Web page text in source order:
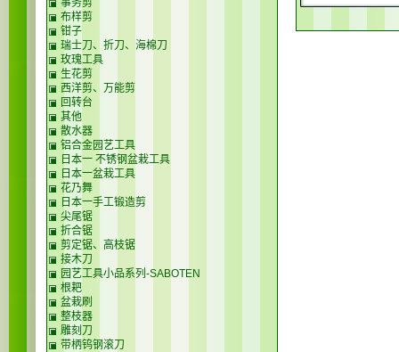
事务剪
布样剪
钳子
瑞士刀、折刀、海棉刀
玫瑰工具
生花剪
西洋剪、万能剪
回转台
其他
散水器
铝合金园艺工具
日本一 不锈钢盆栽工具
日本一盆栽工具
花乃舞
日本一手工锻造剪
尖尾锯
折合锯
剪定锯、高枝锯
接木刀
园艺工具小品系列-SABOTEN
根耙
盆栽刷
整枝器
雕刻刀
带柄钨钢滚刀